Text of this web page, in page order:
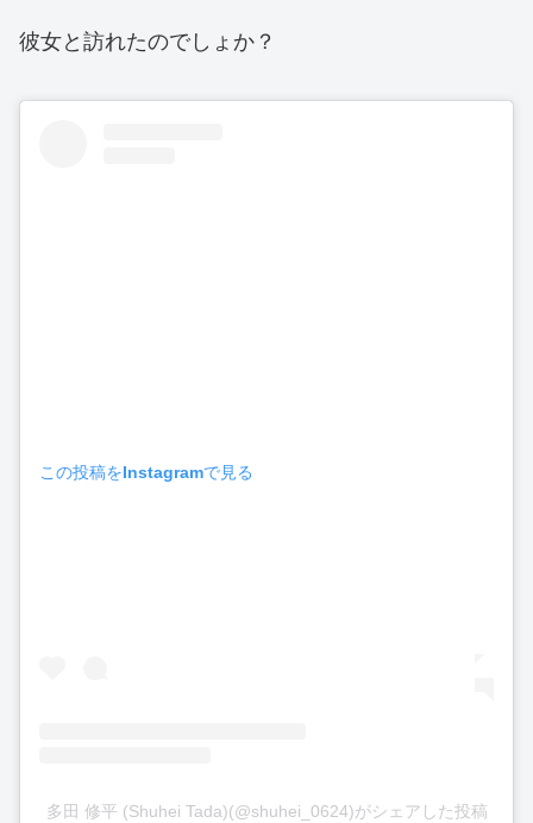
彼女と訪れたのでしょか？
この投稿をInstagramで見る
多田 修平 (Shuhei Tada)(@shuhei_0624)がシェアした投稿